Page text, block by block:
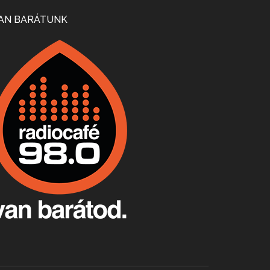
Apr 24, 2026 • 00:38:10
Villány, kékfrankos, Jackfall
Apr 17, 2026 • 00:35:38
Apr 9, 2026 • 00:37:17
BARÁTUNK